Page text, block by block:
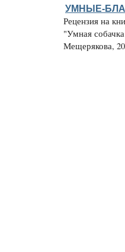
УМНЫЕ-
Рецензия на
"Умная
Мещерякова,